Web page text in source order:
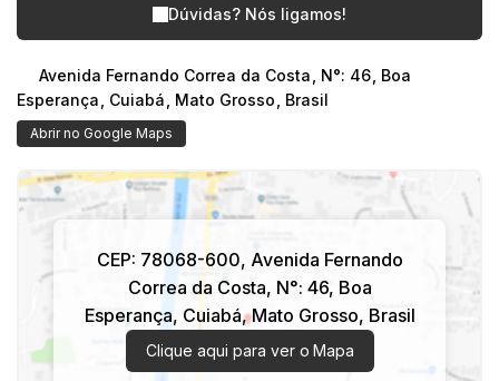
Dúvidas? Nós ligamos!
Avenida Fernando Correa da Costa N°: 46 Boa
Esperança
Cuiabá Mato Grosso Brasil
Abrir no Google Maps
CEP: 78068-600, Avenida Fernando
Correa da Costa, N°: 46, Boa
Esperança, Cuiabá,Mato Grosso, Brasil
Clique aqui para ver o Mapa